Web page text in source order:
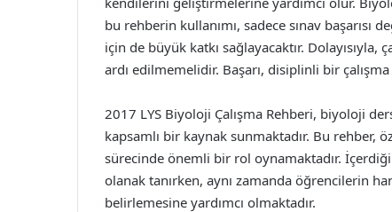
bu rehberin kullanımı, sadece sınav başarısı
için de büyük katkı sağlayacaktır.
ardı edilmemelidir. Başarı, disiplinli bir
2017 LYS Biyoloji Çalışma Rehberi, biyoloji
kapsamlı bir kaynak sunmaktadır. Bu rehber,
sürecinde önemli bir rol oynamaktadır.
olanak tanırken, aynı zamanda öğrencilerin
belirlemesine yardımcı olmaktadır.